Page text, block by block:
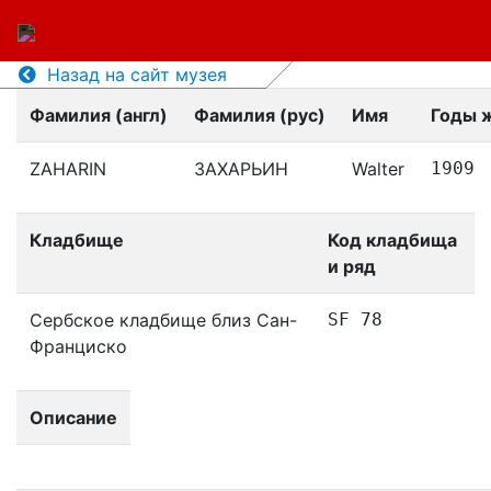
Назад на сайт музея
Фамилия (англ)
Фамилия (рус) Имя Годы
ZAHARIN ЗАХАРЬИН Walter 1909
Кладбище
Код кладбища
и ряд
Сербское кладбище близ Сан-
Франциско
SF 78
Описание